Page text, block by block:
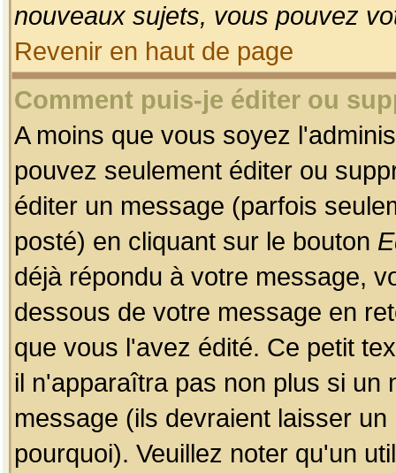
nouveaux sujets, vous pouvez
Revenir en haut de page
Comment puis-je éditer ou
A moins que vous soyez
pouvez seulement éditer ou
éditer un message (parfois
posté) en cliquant sur le bouton
déjà répondu à votre message,
dessous de votre message en
que vous l'avez édité. Ce petit
il n'apparaîtra pas non plus si un
message (ils devraient laisser
pourquoi). Veuillez noter qu'un